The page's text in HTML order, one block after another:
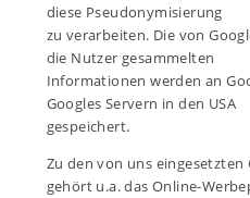
diese Pseudonymisierung
zu verarbeiten. Die von
die Nutzer gesammelten
Informationen werden an
Googles Servern in den USA
gespeichert.
Zu den von uns eingesetzten
gehört u.a. das Online-